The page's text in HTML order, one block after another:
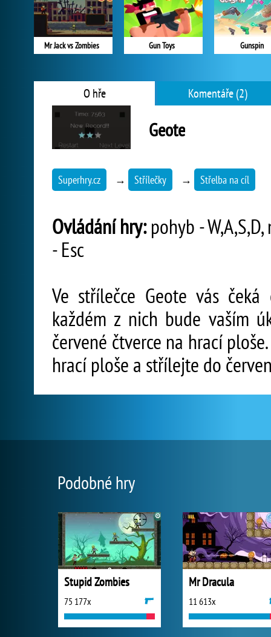
Mr Jack vs Zombies Gun Toys Gunspin
O hře Komentáře (2)
Geote
Superhry.cz → Střílečky → Střelba na cíl
Ovládání hry:pohyb -
- Esc
Ve střílečce Geote vás
každém z nich bude vaším
červené čtverce na hrací
hrací ploše a střílejte do
Podobné hry
Stupid Zombies
75 177x
Mr Dracula
11 613x